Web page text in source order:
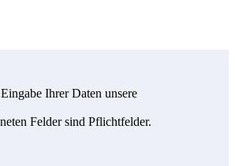
Ihrer Daten unsere
Felder sind Pflichtfelder.